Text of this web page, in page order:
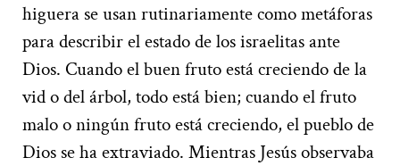
higuera se usan rutinariamente como metáforas
para describir el estado de los israelitas ante
Dios. Cuando el buen fruto está creciendo de la
vid o del árbol, todo está bien; cuando el fruto
malo o ningún fruto está creciendo, el pueblo de
Dios se ha extraviado. Mientras Jesús observaba